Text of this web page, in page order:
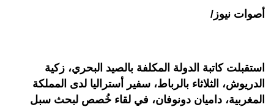
أصوات نيوز/
استقبلت كاتبة الدولة المكلفة بالصيد البحري، زكية
الدريوش، الثلاثاء بالرباط، سفير أستراليا لدى المملكة
المغربية، داميان دونوفان، في لقاء خُصص لبحث سبل